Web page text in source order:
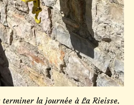
terminer la journée à La Rieisse.